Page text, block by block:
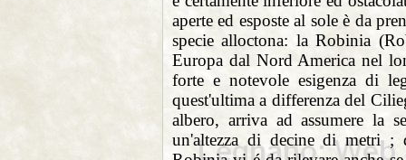
aperte ed esposte al sole è da
specie alloctona: la Robinia
Europa dal Nord America nel
forte e notevole esigenza di
quest'ultima a differenza del
albero, arriva ad assumere la
un'altezza di decine di metri